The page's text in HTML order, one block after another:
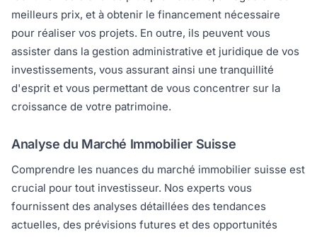
meilleurs prix, et à obtenir le financement nécessaire
pour réaliser vos projets. En outre, ils peuvent vous
assister dans la gestion administrative et juridique de vos
investissements, vous assurant ainsi une tranquillité
d'esprit et vous permettant de vous concentrer sur la
croissance de votre patrimoine.
Analyse du Marché Immobilier Suisse
Comprendre les nuances du marché immobilier suisse est
crucial pour tout investisseur. Nos experts vous
fournissent des analyses détaillées des tendances
actuelles, des prévisions futures et des opportunités